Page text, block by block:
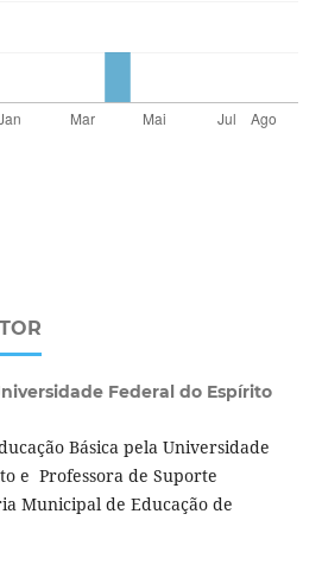
Federal do Espírito
Básica pela Universidade
e Professora de Suporte
Municipal de Educação de